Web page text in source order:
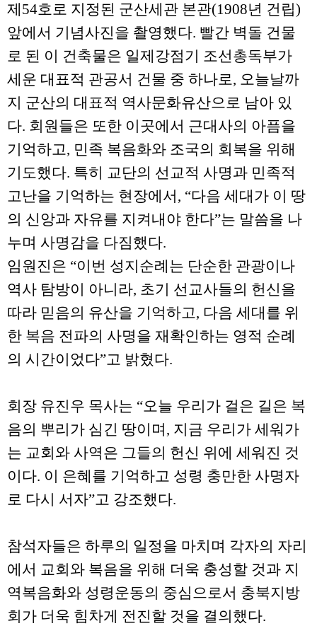
제54호로 지정된 군산세관 본관(1908년 건립)
앞에서 기념사진을 촬영했다. 빨간 벽돌 건물
로 된 이 건축물은 일제강점기 조선총독부가
세운 대표적 관공서 건물 중 하나로, 오늘날까
지 군산의 대표적 역사문화유산으로 남아 있
다. 회원들은 또한 이곳에서 근대사의 아픔을
기억하고, 민족 복음화와 조국의 회복을 위해
기도했다. 특히 교단의 선교적 사명과 민족적
고난을 기억하는 현장에서, “다음 세대가 이 땅
의 신앙과 자유를 지켜내야 한다”는 말씀을 나
누며 사명감을 다짐했다.
임원진은 “이번 성지순례는 단순한 관광이나
역사 탐방이 아니라, 초기 선교사들의 헌신을
따라 믿음의 유산을 기억하고, 다음 세대를 위
한 복음 전파의 사명을 재확인하는 영적 순례
의 시간이었다”고 밝혔다.
회장 유진우 목사는 “오늘 우리가 걸은 길은 복
음의 뿌리가 심긴 땅이며, 지금 우리가 세워가
는 교회와 사역은 그들의 헌신 위에 세워진 것
이다. 이 은혜를 기억하고 성령 충만한 사명자
로 다시 서자”고 강조했다.
참석자들은 하루의 일정을 마치며 각자의 자리
에서 교회와 복음을 위해 더욱 충성할 것과 지
역복음화와 성령운동의 중심으로서 충북지방
회가 더욱 힘차게 전진할 것을 결의했다.